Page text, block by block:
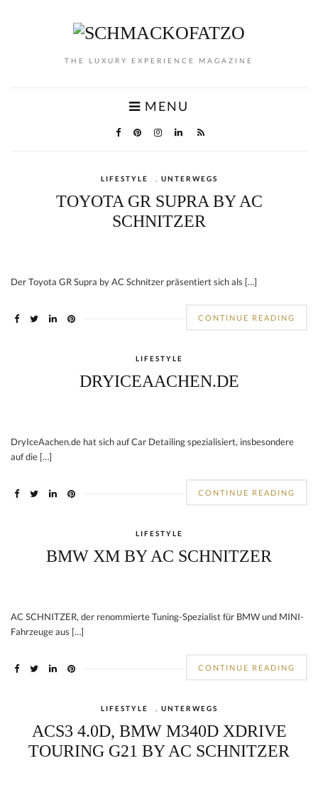
THE LUXURY EXPERIENCE MAGAZINE
MENU
LIFESTYLE UNTERWEGS
TOYOTA GR SUPRA BY AC
SCHNITZER
Der Toyota GR Supra by AC Schnitzer präsentiert sich als […]
CONTINUE READING
LIFESTYLE
DRYICEAACHEN.DE
DryIceAachen.de hat sich auf Car Detailing spezialisiert, insbesondere
auf die […]
CONTINUE READING
LIFESTYLE
BMW XM BY AC SCHNITZER
AC SCHNITZER, der renommierte Tuning-Spezialist für BMW und MINI-
Fahrzeuge aus […]
CONTINUE READING
LIFESTYLE UNTERWEGS
ACS3 4.0D, BMW M340D XDRIVE
TOURING G21 BY AC SCHNITZER